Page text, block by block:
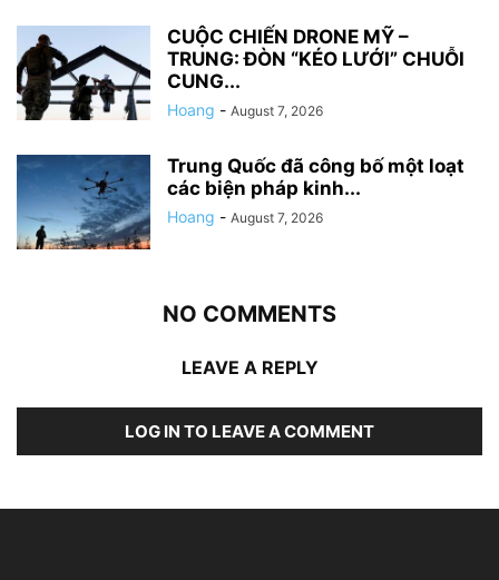
CUỘC CHIẾN DRONE MỸ –
TRUNG: ĐÒN “KÉO LƯỚI” CHUỖI
CUNG...
Hoang - August 7, 2026
Trung Quốc đã công bố một loạt
các biện pháp kinh...
Hoang - August 7, 2026
NO COMMENTS
LEAVE A REPLY
LOG IN TO LEAVE A COMMENT